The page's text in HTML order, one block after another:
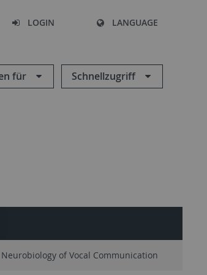
LOGIN LANGUAGE
für Schnellzugriff
Neurobiology of Vocal Communication